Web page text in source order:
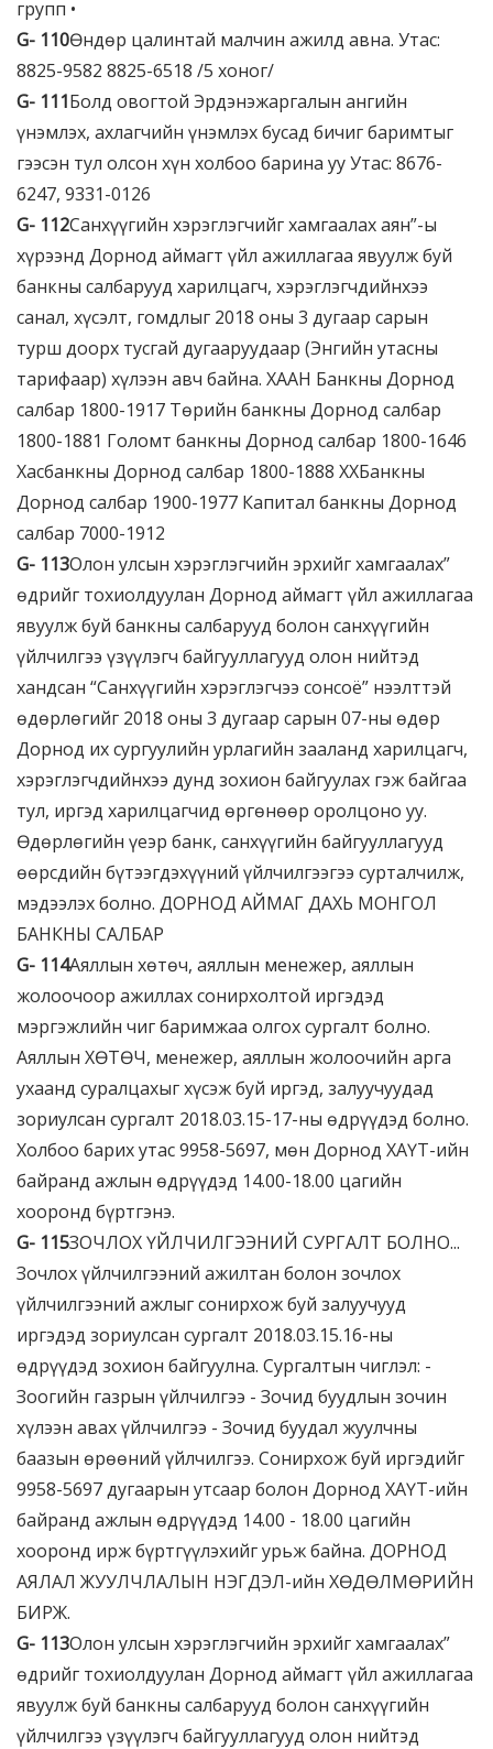
групп •
G- 110Өндөр цалинтай малчин ажилд авна. Утас:
8825-9582 8825-6518 /5 хоног/
G- 111Болд овогтой Эрдэнэжаргалын ангийн
үнэмлэх, ахлагчийн үнэмлэх бусад бичиг баримтыг
гээсэн тул олсон хүн холбоо барина уу Утас: 8676-
6247, 9331-0126
G- 112Санхүүгийн хэрэглэгчийг хамгаалах аян”-ы
хүрээнд Дорнод аймагт үйл ажиллагаа явуулж буй
банкны салбарууд харилцагч, хэрэглэгчдийнхээ
санал, хүсэлт, гомдлыг 2018 оны 3 дугаар сарын
турш доорх тусгай дугааруудаар (Энгийн утасны
тарифаар) хүлээн авч байна. ХААН Банкны Дорнод
салбар 1800-1917 Төрийн банкны Дорнод салбар
1800-1881 Голомт банкны Дорнод салбар 1800-1646
Хасбанкны Дорнод салбар 1800-1888 ХХБанкны
Дорнод салбар 1900-1977 Капитал банкны Дорнод
салбар 7000-1912
G- 113Олон улсын хэрэглэгчийн эрхийг хамгаалах”
өдрийг тохиолдуулан Дорнод аймагт үйл ажиллагаа
явуулж буй банкны салбарууд болон санхүүгийн
үйлчилгээ үзүүлэгч байгууллагууд олон нийтэд
хандсан “Санхүүгийн хэрэглэгчээ сонсоё” нээлттэй
өдөрлөгийг 2018 оны 3 дугаар сарын 07-ны өдөр
Дорнод их сургуулийн урлагийн зааланд харилцагч,
хэрэглэгчдийнхээ дунд зохион байгуулах гэж байгаа
тул, иргэд харилцагчид өргөнөөр оролцоно уу.
Өдөрлөгийн үеэр банк, санхүүгийн байгууллагууд
өөрсдийн бүтээгдэхүүний үйлчилгээгээ сурталчилж,
мэдээлэх болно. ДОРНОД АЙМАГ ДАХЬ МОНГОЛ
БАНКНЫ САЛБАР
G- 114Аяллын хөтөч, аяллын мeнeжeр, аяллын
жолоочоор ажиллах сонирхолтой иргэдэд
мэргэжлийн чиг баримжаа олгох сургалт болно.
Аяллын ХӨТӨЧ, мeнeжeр, аяллын жолоочийн арга
ухаанд суралцахыг хүсэж буй иргэд, залуучуудад
зориулсан сургалт 2018.03.15-17-ны өдрүүдэд болно.
Холбоо барих утас 9958-5697, мөн Дорнод ХАҮТ-ийн
байранд ажлын өдрүүдэд 14.00-18.00 цагийн
хооронд бүртгэнэ.
G- 115ЗОЧЛОХ ҮЙЛЧИЛГЭЭНИЙ СУРГАЛТ БОЛНО...
Зочлох үйлчилгээний ажилтан болон зочлох
үйлчилгээний ажлыг сонирхож буй залуучууд
иргэдэд зориулсан сургалт 2018.03.15.16-ны
өдрүүдэд зохион байгуулна. Сургалтын чиглэл: -
Зоогийн газрын үйлчилгээ - Зочид буудлын зочин
хүлээн авах үйлчилгээ - Зочид буудал жуулчны
баазын өрөөний үйлчилгээ. Сонирхож буй иргэдийг
9958-5697 дугаарын утсаар болон Дорнод ХАҮТ-ийн
байранд ажлын өдрүүдэд 14.00 - 18.00 цагийн
хооронд ирж бүртгүүлэхийг урьж байна. ДОРНОД
АЯЛАЛ ЖУУЛЧЛАЛЫН НЭГДЭЛ-ийн ХӨДӨЛМӨРИЙН
БИРЖ.
G- 113Олон улсын хэрэглэгчийн эрхийг хамгаалах”
өдрийг тохиолдуулан Дорнод аймагт үйл ажиллагаа
явуулж буй банкны салбарууд болон санхүүгийн
үйлчилгээ үзүүлэгч байгууллагууд олон нийтэд